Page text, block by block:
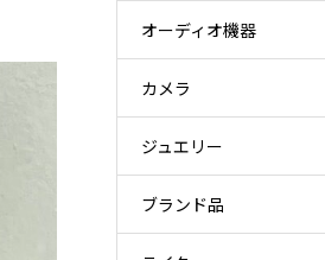
オーディオ機器
カメラ
ジュエリー
ブランド品